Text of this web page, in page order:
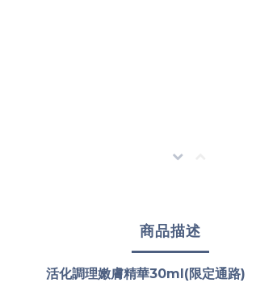
商品描述
活化調理嫩膚精華30ml(限定通路)